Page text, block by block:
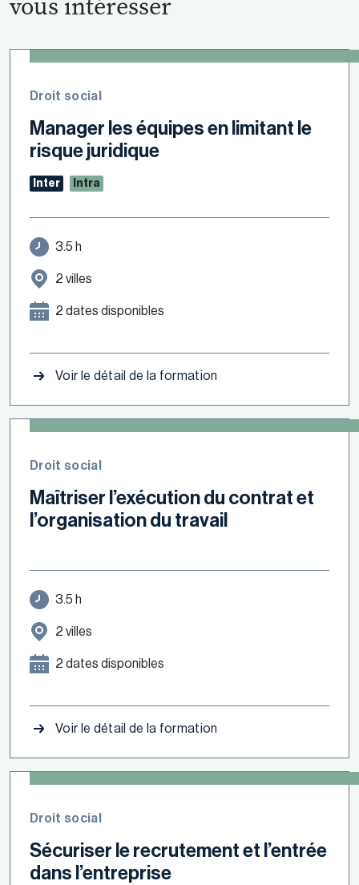
vous intéresser
Droit social
Manager les équipes en limitant le
risque juridique
Inter Intra
3.5 h
2 villes
2 dates disponibles
Voir le détail de la formation
Droit social
Maîtriser l’exécution du contrat et
l’organisation du travail
3.5 h
2 villes
2 dates disponibles
Voir le détail de la formation
Droit social
Sécuriser le recrutement et l’entrée
dans l’entreprise